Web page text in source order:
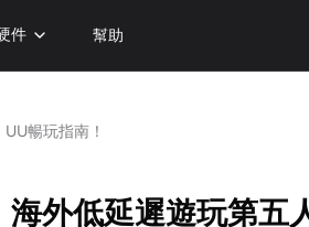
件 幫助
暢玩指南！
海外低延遲遊玩第五